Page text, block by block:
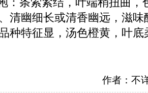
清幽细长或清香幽远，滋
种特征显，汤色橙黄，叶
作者：不